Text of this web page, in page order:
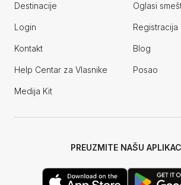
Destinacije Oglasi
Login Registracija
Kontakt Blog
Help Centar za Vlasnike Posao
Medija Kit
PREUZMITE NAŠU